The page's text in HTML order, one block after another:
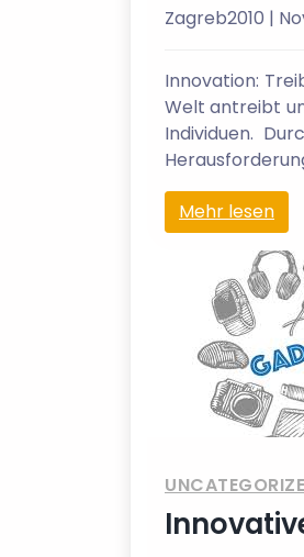
Zagreb2010 |
Innovation:
Welt antreibt
Individuen.
Mehr lesen